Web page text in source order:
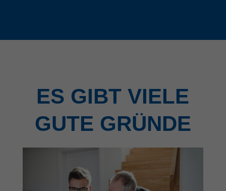
ES GIBT VIELE
GUTE GRÜNDE